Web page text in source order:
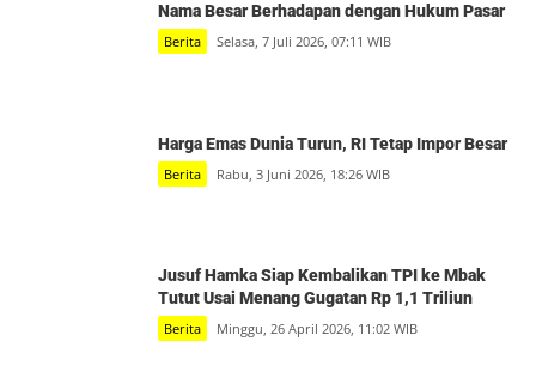
Nama Besar Berhadapan dengan Hukum Pasar
Berita Selasa, 7 Juli 2026, 07:11 WIB
Harga Emas Dunia Turun, RI Tetap Impor Besar
Berita Rabu, 3 Juni 2026, 18:26 WIB
Jusuf Hamka Siap Kembalikan TPI ke Mbak
Tutut Usai Menang Gugatan Rp 1,1 Triliun
Berita Minggu, 26 April 2026, 11:02 WIB